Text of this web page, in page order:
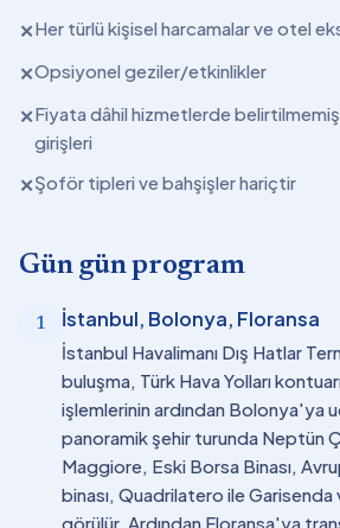
✕Her türlü kişisel harcamalar ve otel
✕Opsiyonel geziler/etkinlikler
✕Fiyata dâhil hizmetlerde
girişleri
✕Şoför tipleri ve bahşişler hariçtir
Gün gün program
1 İstanbul, Bolonya, Floransa
İstanbul Havalimanı Dış Hatlar
buluşma, Türk Hava Yolları
işlemlerinin ardından Bolonya'ya
panoramik şehir turunda Neptün
Maggiore, Eski Borsa Binası,
binası, Quadrilatero ile Garisenda
görülür. Ardından Floransa'ya